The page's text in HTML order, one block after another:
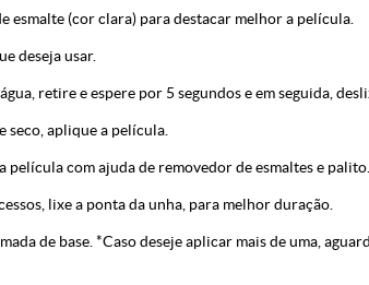
esmalte (cor clara) para destacar melhor a película.
deseja usar.
retire e espere por 5 segundos e em seguida,
seco, aplique a película.
película com ajuda de removedor de esmaltes e palito.
lixe a ponta da unha, para melhor duração.
de base. *Caso deseje aplicar mais de uma,